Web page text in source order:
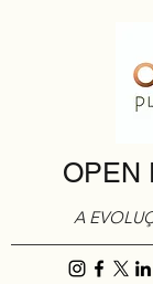
OPEN
A